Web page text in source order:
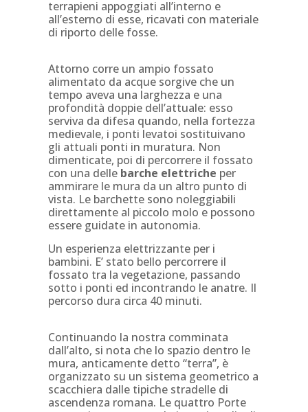
terrapieni appoggiati all’interno e
all’esterno di esse, ricavati con materiale
di riporto delle fosse.
Attorno corre un ampio fossato
alimentato da acque sorgive che un
tempo aveva una larghezza e una
profondità doppie dell’attuale: esso
serviva da difesa quando, nella fortezza
medievale, i ponti levatoi sostituivano
gli attuali ponti in muratura. Non
dimenticate, poi di percorrere il fossato
con una dellebarche elettriche per
ammirare le mura da un altro punto di
vista. Le barchette sono noleggiabili
direttamente al piccolo molo e possono
essere guidate in autonomia.
Un esperienza elettrizzante per i
bambini. E’ stato bello percorrere il
fossato tra la vegetazione, passando
sotto i ponti ed incontrando le anatre. Il
percorso dura circa 40 minuti.
Continuando la nostra comminata
dall’alto, si nota che lo spazio dentro le
mura, anticamente detto “terra”, è
organizzato su un sistema geometrico a
scacchiera dalle tipiche stradelle di
ascendenza romana. Le quattro Porte